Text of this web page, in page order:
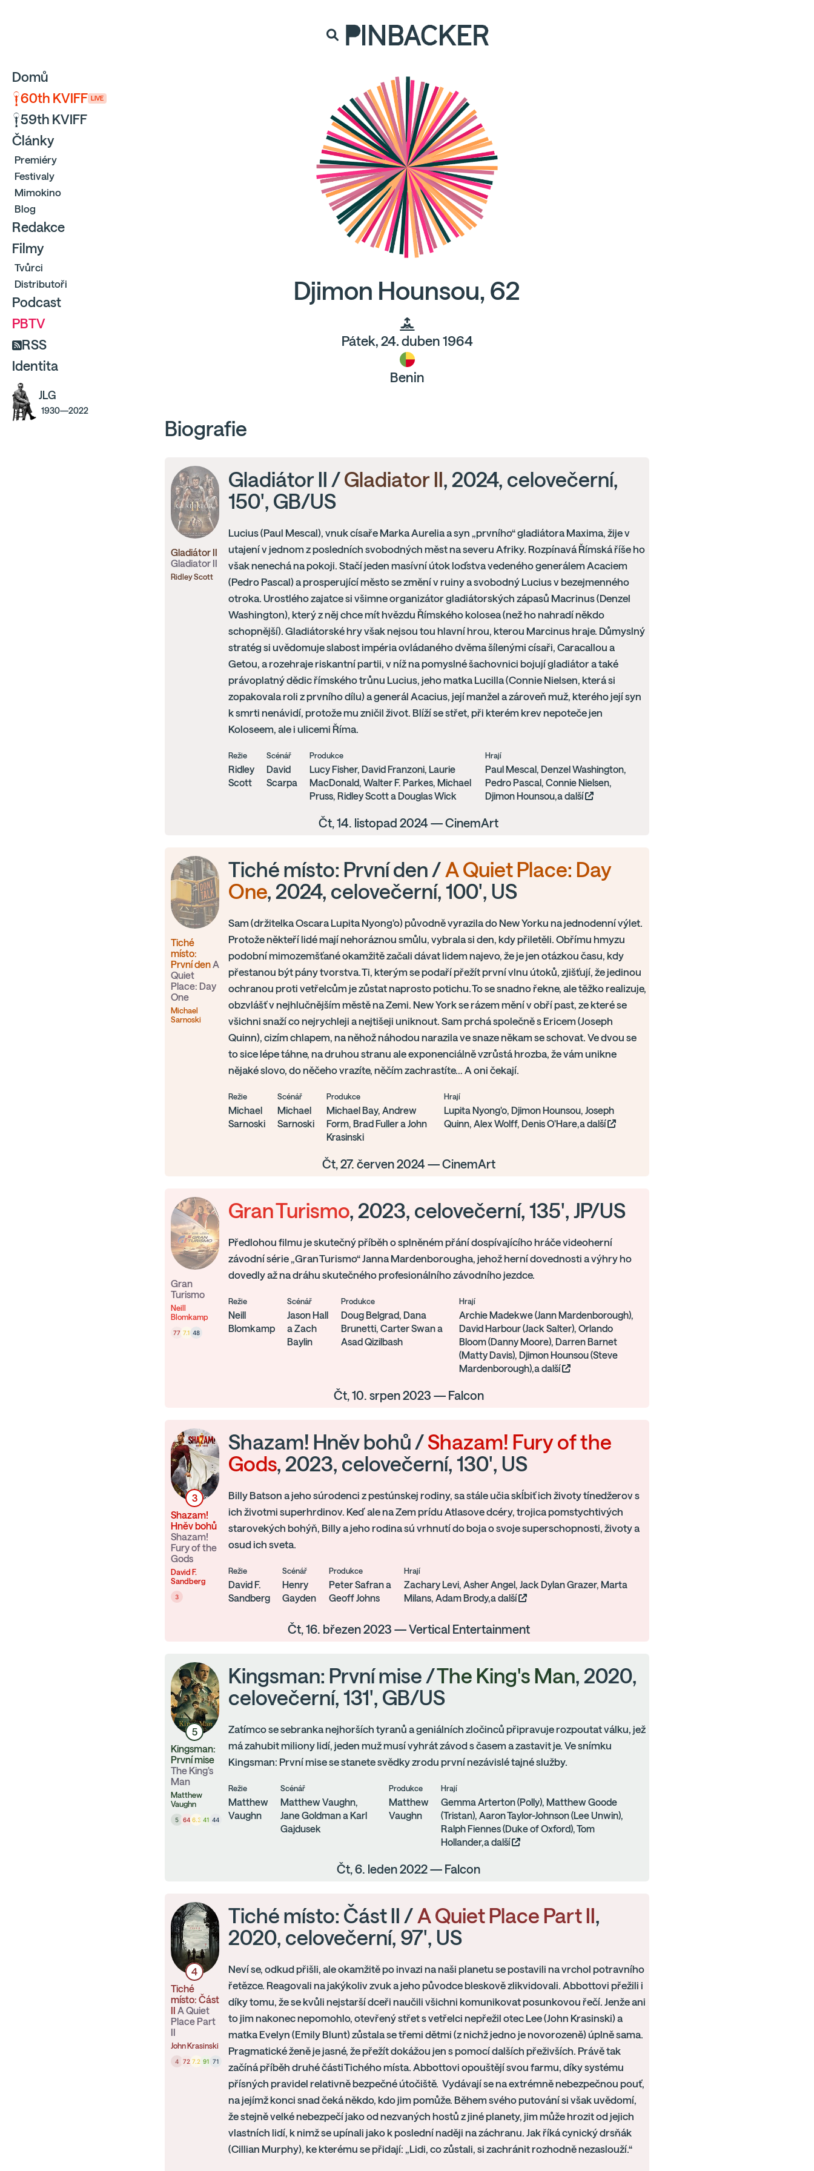
PINBACKER
Domů
60th KVIFF LIVE
59th KVIFF
Články
Premiéry
Festivaly
Mimokino
Blog
Redakce
Filmy
Tvůrci
Distributoři
Podcast
PBTV
RSS
Identita
JLG
1930—2022
Djimon Hounsou, 62
Pátek, 24. duben 1964
Benin
Biografie
Gladiátor II
Gladiator II
Ridley Scott
Gladiátor II /Gladiator II, 2024, celovečerní,
150', GB/US
Lucius (Paul Mescal), vnuk císaře Marka Aurelia a syn „prvního“ gladiátora Maxima, žije v
utajení v jednom z posledních svobodných měst na severu Afriky. Rozpínavá Římská říše ho
však nenechá na pokoji. Stačí jeden masívní útok loďstva vedeného generálem Acaciem
(Pedro Pascal) a prosperující město se změní v ruiny a svobodný Lucius v bezejmenného
otroka. Urostlého zajatce si všimne organizátor gladiátorských zápasů Macrinus (Denzel
Washington), který z něj chce mít hvězdu Římského kolosea (než ho nahradí někdo
schopnější). Gladiátorské hry však nejsou tou hlavní hrou, kterou Marcinus hraje. Důmyslný
stratég si uvědomuje slabost impéria ovládaného dvěma šílenými císaři, Caracallou a
Getou, a rozehraje riskantní partii, v níž na pomyslné šachovnici bojují gladiátor a také
právoplatný dědic římského trůnu Lucius, jeho matka Lucilla (Connie Nielsen, která si
zopakovala roli z prvního dílu) a generál Acacius, její manžel a zároveň muž, kterého její syn
k smrti nenávidí, protože mu zničil život. Blíží se střet, při kterém krev nepoteče jen
Koloseem, ale i ulicemi Říma.
Režie
Ridley
Scott
Scénář
David
Scarpa
Produkce
Lucy Fisher, David Franzoni, Laurie
MacDonald, Walter F. Parkes, Michael
Pruss, Ridley Scott a Douglas Wick
Hrají
Paul Mescal, Denzel Washington,
Pedro Pascal, Connie Nielsen,
Djimon Hounsou,a další
Čt, 14. listopad 2024 — CinemArt
Tiché
místo:
První denA
Quiet
Place: Day
One
Michael
Sarnoski
Tiché místo: První den /A Quiet Place: Day
One, 2024, celovečerní, 100', US
Sam (držitelka Oscara Lupita Nyong'o) původně vyrazila do New Yorku na jednodenní výlet.
Protože někteří lidé mají nehoráznou smůlu, vybrala si den, kdy přiletěli. Obřímu hmyzu
podobní mimozemšťané okamžitě začali dávat lidem najevo, že je jen otázkou času, kdy
přestanou být pány tvorstva. Ti, kterým se podaří přežít první vlnu útoků, zjišťují, že jedinou
ochranou proti vetřelcům je zůstat naprosto potichu. To se snadno řekne, ale těžko realizuje,
obzvlášť v nejhlučnějším městě na Zemi. New York se rázem mění v obří past, ze které se
všichni snaží co nejrychleji a nejtišeji uniknout. Sam prchá společně s Ericem (Joseph
Quinn), cizím chlapem, na něhož náhodou narazila ve snaze někam se schovat. Ve dvou se
to sice lépe táhne, na druhou stranu ale exponenciálně vzrůstá hrozba, že vám unikne
nějaké slovo, do něčeho vrazíte, něčím zachrastíte… A oni čekají.
Režie
Michael
Sarnoski
Scénář
Michael
Sarnoski
Produkce
Michael Bay, Andrew
Form, Brad Fuller a John
Krasinski
Hrají
Lupita Nyong'o, Djimon Hounsou, Joseph
Quinn, Alex Wolff, Denis O'Hare,a další
Čt, 27. červen 2024 — CinemArt
Gran
Turismo
Neill
Blomkamp
77 7.1 48
Gran Turismo, 2023, celovečerní, 135', JP/US
Předlohou filmu je skutečný příběh o splněném přání dospívajícího hráče videoherní
závodní série „Gran Turismo“ Janna Mardenborougha, jehož herní dovednosti a výhry ho
dovedly až na dráhu skutečného profesionálního závodního jezdce.
Režie
Neill
Blomkamp
Scénář
Jason Hall
a Zach
Baylin
Produkce
Doug Belgrad, Dana
Brunetti, Carter Swan a
Asad Qizilbash
Hrají
Archie Madekwe (Jann Mardenborough),
David Harbour (Jack Salter), Orlando
Bloom (Danny Moore), Darren Barnet
(Matty Davis), Djimon Hounsou (Steve
Mardenborough),a další
Čt, 10. srpen 2023 — Falcon
3
Shazam!
Hněv bohů
Shazam!
Fury of the
Gods
David F.
Sandberg
3
Shazam! Hněv bohů /Shazam! Fury of the
Gods, 2023, celovečerní, 130', US
Billy Batson a jeho súrodenci z pestúnskej rodiny, sa stále učia skĺbiť ich životy tínedžerov s
ich životmi superhrdinov. Keď ale na Zem prídu Atlasove dcéry, trojica pomstychtivých
starovekých bohýň, Billy a jeho rodina sú vrhnutí do boja o svoje superschopnosti, životy a
osud ich sveta.
Režie
David F.
Sandberg
Scénář
Henry
Gayden
Produkce
Peter Safran a
Geoff Johns
Hrají
Zachary Levi, Asher Angel, Jack Dylan Grazer, Marta
Milans, Adam Brody,a další
Čt, 16. březen 2023 — Vertical Entertainment
5
Kingsman:
První mise
The King's
Man
Matthew
Vaughn
5 64 6.3 41 44
Kingsman: První mise /The King's Man, 2020,
celovečerní, 131', GB/US
Zatímco se sebranka nejhorších tyranů a geniálních zločinců připravuje rozpoutat válku, jež
má zahubit miliony lidí, jeden muž musí vyhrát závod s časem a zastavit je. Ve snímku
Kingsman: První mise se stanete svědky zrodu první nezávislé tajné služby.
Režie
Matthew
Vaughn
Scénář
Matthew Vaughn,
Jane Goldman a Karl
Gajdusek
Produkce
Matthew
Vaughn
Hrají
Gemma Arterton (Polly), Matthew Goode
(Tristan), Aaron Taylor-Johnson (Lee Unwin),
Ralph Fiennes (Duke of Oxford), Tom
Hollander,a další
Čt, 6. leden 2022 — Falcon
4
Tiché
místo: Část
II A Quiet
Place Part
II
John Krasinski
4 72 7.2 91 71
Tiché místo: Část II /A Quiet Place Part II,
2020, celovečerní, 97', US
Neví se, odkud přišli, ale okamžitě po invazi na naši planetu se postavili na vrchol potravního
řetězce. Reagovali na jakýkoliv zvuk a jeho původce bleskově zlikvidovali. Abbottovi přežili i
díky tomu, že se kvůli nejstarší dceři naučili všichni komunikovat posunkovou řečí. Jenže ani
to jim nakonec nepomohlo, otevřený střet s vetřelci nepřežil otec Lee (John Krasinski) a
matka Evelyn (Emily Blunt) zůstala se třemi dětmi (z nichž jedno je novorozeně) úplně sama.
Pragmatické ženě je jasné, že přežít dokážou jen s pomocí dalších přeživších. Právě tak
začíná příběh druhé části Tichého místa. Abbottovi opouštějí svou farmu, díky systému
přísných pravidel relativně bezpečné útočiště. Vydávají se na extrémně nebezpečnou pouť,
na jejímž konci snad čeká někdo, kdo jim pomůže. Během svého putování si však uvědomí,
že stejně velké nebezpečí jako od nezvaných hostů z jiné planety, jim může hrozit od jejich
vlastních lidí, k nimž se upínali jako k poslední naději na záchranu. Jak říká cynický drsňák
(Cillian Murphy), ke kterému se přidají: „Lidi, co zůstali, si zachránit rozhodně nezaslouží.“